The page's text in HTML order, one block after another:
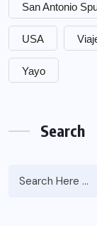
San Antonio
USA
Yayo
Search